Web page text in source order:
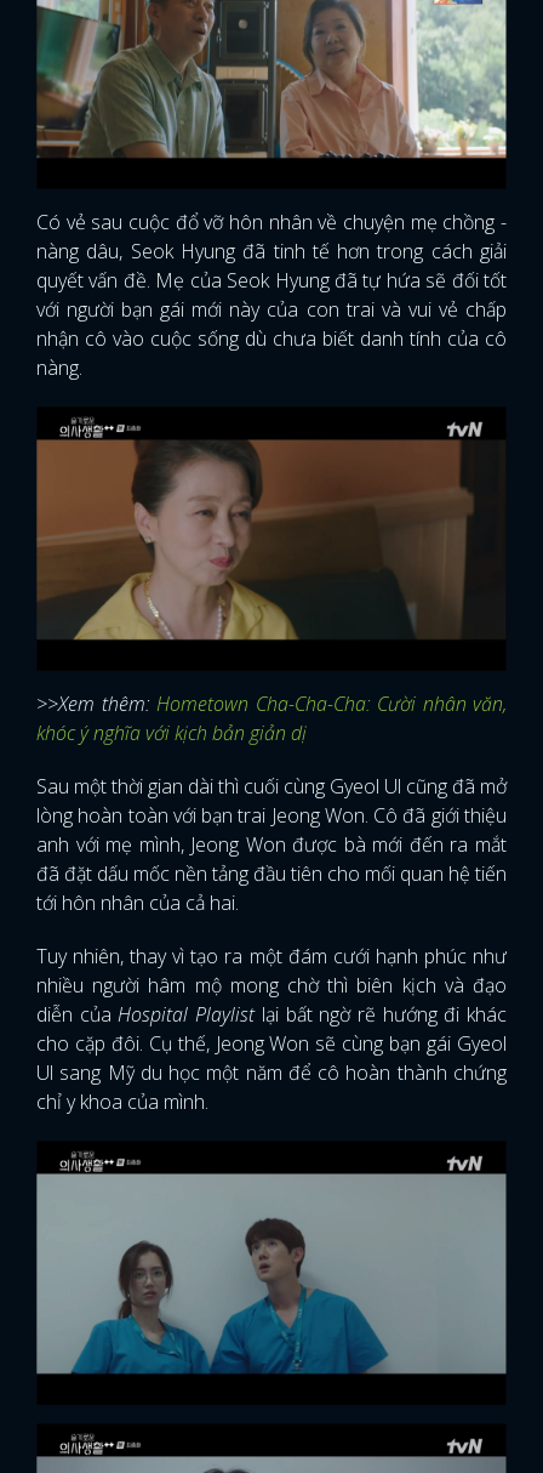
ĐĂNG NHẬP
Có vẻ sau cuộc đổ vỡ hôn nhân về chuyện mẹ chồng -
nàng dâu, Seok Hyung đã tinh tế hơn trong cách giải
quyết vấn đề. Mẹ của Seok Hyung đã tự hứa sẽ đối tốt
với người bạn gái mới này của con trai và vui vẻ chấp
nhận cô vào cuộc sống dù chưa biết danh tính của cô
nàng.
>>Xem thêm: Hometown Cha-Cha-Cha: Cười nhân văn,
khóc ý nghĩa với kịch bản giản dị
Sau một thời gian dài thì cuối cùng Gyeol Ul cũng đã mở
lòng hoàn toàn với bạn trai Jeong Won. Cô đã giới thiệu
anh với mẹ mình, Jeong Won được bà mới đến ra mắt
đã đặt dấu mốc nền tảng đầu tiên cho mối quan hệ tiến
tới hôn nhân của cả hai.
Tuy nhiên, thay vì tạo ra một đám cưới hạnh phúc như
nhiều người hâm mộ mong chờ thì biên kịch và đạo
diễn củaHospital Playlistlại bất ngờ rẽ hướng đi khác
cho cặp đôi. Cụ thế, Jeong Won sẽ cùng bạn gái Gyeol
Ul sang Mỹ du học một năm để cô hoàn thành chứng
chỉ y khoa của mình.